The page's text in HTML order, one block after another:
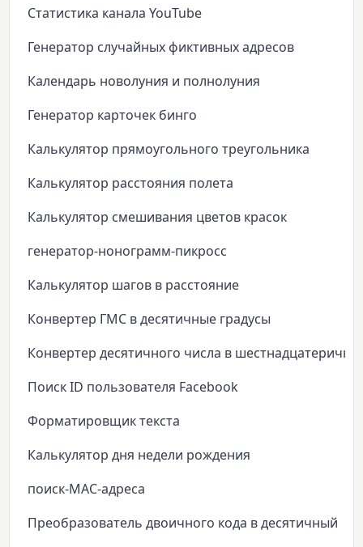
Статистика канала YouTube
Генератор случайных фиктивных адресов
Календарь новолуния и полнолуния
Генератор карточек бинго
Калькулятор прямоугольного треугольника
Калькулятор расстояния полета
Калькулятор смешивания цветов красок
генератор-нонограмм-пикросс
Калькулятор шагов в расстояние
Конвертер ГМС в десятичные градусы
Конвертер десятичного числа в
Поиск ID пользователя Facebook
Форматировщик текста
Калькулятор дня недели рождения
поиск-MAC-адреса
Преобразователь двоичного кода в десятичный